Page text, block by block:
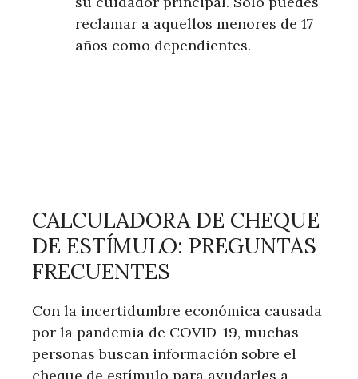
reclamar a aquellos menores de 17
años como dependientes.
CALCULADORA DE CHEQUE
DE ESTÍMULO: PREGUNTAS
FRECUENTES
Con la incertidumbre económica causada
por la pandemia de COVID-19, muchas
personas buscan información sobre el